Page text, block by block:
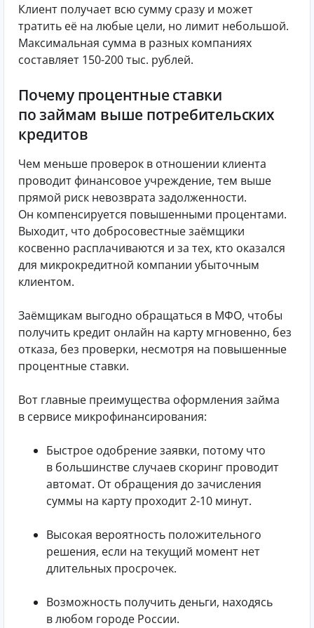
Клиент получает всю сумму сразу и может
тратить её на любые цели, но лимит небольшой.
Максимальная сумма в разных компаниях
составляет 150-200 тыс. рублей.
Почему процентные ставки
по займам выше потребительских
кредитов
Чем меньше проверок в отношении клиента
проводит финансовое учреждение, тем выше
прямой риск невозврата задолженности.
Он компенсируется повышенными процентами.
Выходит, что добросовестные заёмщики
косвенно расплачиваются и за тех, кто оказался
для микрокредитной компании убыточным
клиентом.
Заёмщикам выгодно обращаться в МФО, чтобы
получить кредит онлайн на карту мгновенно, без
отказа, без проверки, несмотря на повышенные
процентные ставки.
Вот главные преимущества оформления займа
в сервисе микрофинансирования:
Быстрое одобрение заявки, потому что
в большинстве случаев скоринг проводит
автомат. От обращения до зачисления
суммы на карту проходит 2-10 минут.
Высокая вероятность положительного
решения, если на текущий момент нет
длительных просрочек.
Возможность получить деньги, находясь
в любом городе России.